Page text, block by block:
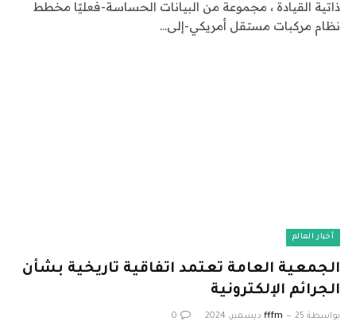
ذاتية القيادة ، مجموعة من البيانات الحساسة-فعليًا مخطط
نظام مركبات مستقل أمريكي-إلى…
أخبار العالم
الجمعية العامة تعتمد اتفاقية تاريخية بشأن
الجرائم الإلكترونية
بواسطة fffm 25 ديسمبر، 2024 0